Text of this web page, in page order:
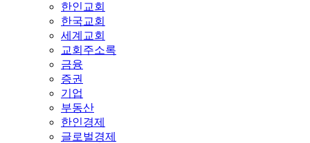
한인교회
한국교회
세계교회
교회주소록
금융
증권
기업
부동산
한인경제
글로벌경제